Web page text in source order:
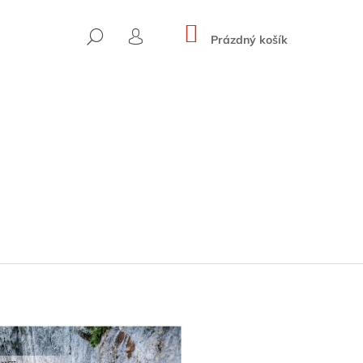
HLEDAT
PŘIHLÁŠENÍ
NÁKUPNÍ
KOŠÍK
Prázdný košík
WÄNDE (BAND